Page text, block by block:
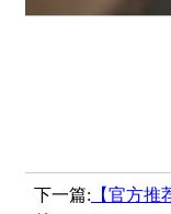
下一篇: 【官方